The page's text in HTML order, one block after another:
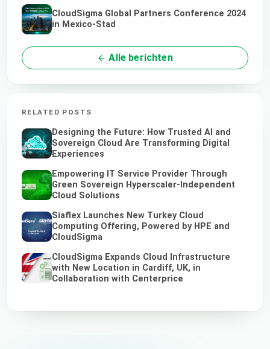
CloudSigma Global Partners Conference 2024
in Mexico-Stad
Alle berichten
RELATED POSTS
Designing the Future: How Trusted AI and
Sovereign Cloud Are Transforming Digital
Experiences
Empowering IT Service Provider Through
Green Sovereign Hyperscaler-Independent
Cloud Solutions
Siaflex Launches New Turkey Cloud
Computing Offering, Powered by HPE and
CloudSigma
CloudSigma Expands Cloud Infrastructure
with New Location in Cardiff, UK, in
Collaboration with Centerprice